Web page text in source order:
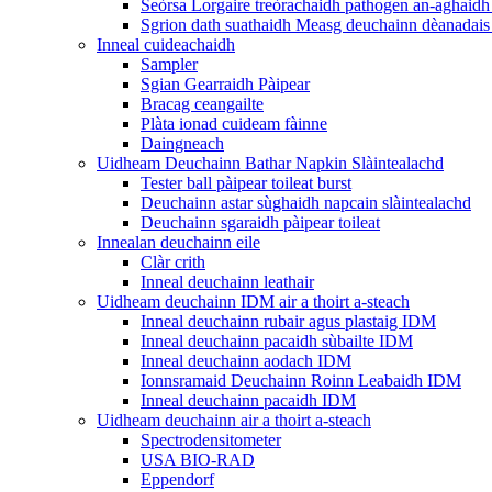
Seòrsa Lorgaire treòrachaidh pathogen an-
Sgrion dath suathaidh Measg deuchainn
Inneal cuideachaidh
Sampler
Sgian Gearraidh Pàipear
Bracag ceangailte
Plàta ionad cuideam fàinne
Daingneach
Uidheam Deuchainn Bathar Napkin Slàintealachd
Tester ball pàipear toileat burst
Deuchainn astar sùghaidh napcain slàintealachd
Deuchainn sgaraidh pàipear toileat
Innealan deuchainn eile
Clàr crith
Inneal deuchainn leathair
Uidheam deuchainn IDM air a thoirt a-steach
Inneal deuchainn rubair agus plastaig IDM
Inneal deuchainn pacaidh sùbailte IDM
Inneal deuchainn aodach IDM
Ionnsramaid Deuchainn Roinn Leabaidh IDM
Inneal deuchainn pacaidh IDM
Uidheam deuchainn air a thoirt a-steach
Spectrodensitometer
USA BIO-RAD
Eppendorf